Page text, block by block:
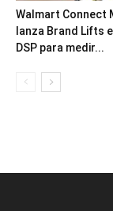
Walmart Connect
lanza Brand Lifts
DSP para medir...